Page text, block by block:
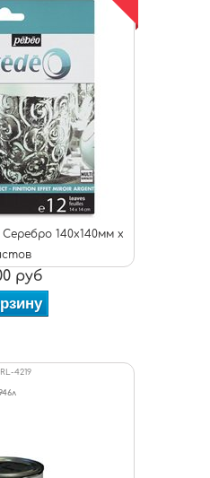
140х140мм х
руб
RL-4219